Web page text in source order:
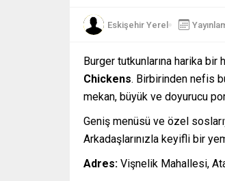
Eskişehir Yerel
Burger tutkunlarına harika bir
Chickens. Birbirinden nefis
mekan, büyük ve doyurucu
Geniş menüsü ve özel
Arkadaşlarınızla keyifli bir
Adres: Vişnelik Mahallesi,